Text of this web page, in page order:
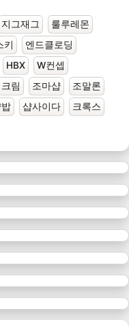
지그재그
룰루레몬
키
엔드클로딩
HBX
W컨셉
크림 조마샵
조말론
샵사이다
크록스